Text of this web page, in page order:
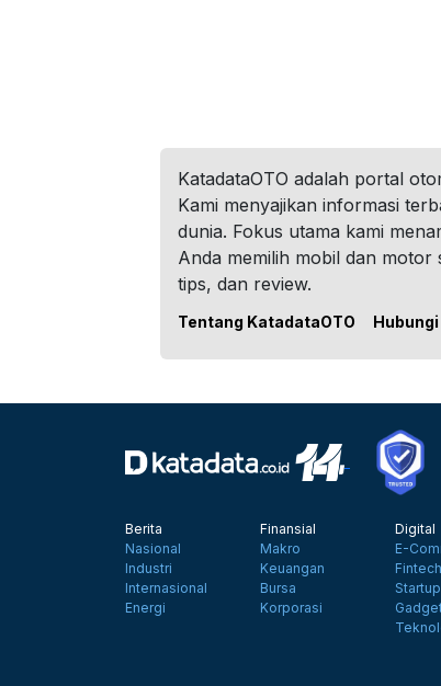
KatadataOTO adalah portal
Kami menyajikan informasi
dunia. Fokus utama kami
Anda memilih mobil dan
tips, dan review.
Tentang KatadataOTO
Berita
Nasional
Industri
Internasional
Energi
Finansial
Makro
Keuangan
Bursa
Korporasi
Digital
E-
Fintech
Startup